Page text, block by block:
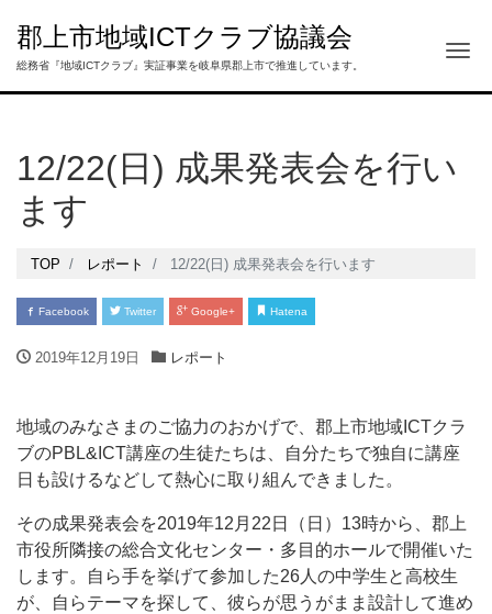
郡上市地域ICTクラブ協議会
総務省『地域ICTクラブ』実証事業を岐阜県郡上市で推進しています。
12/22(日) 成果発表会を行い
ます
TOP レポート 12/22(日) 成果発表会を行います
Facebook Twitter Google+ Hatena
2019年12月19日 レポート
地域のみなさまのご協力のおかげで、郡上市地域ICTクラ
ブのPBL&ICT講座の生徒たちは、自分たちで独自に講座
日も設けるなどして熱心に取り組んできました。
その成果発表会を2019年12月22日（日）13時から、郡上
市役所隣接の総合文化センター・多目的ホールで開催いた
します。自ら手を挙げて参加した26人の中学生と高校生
が、自らテーマを探して、彼らが思うがまま設計して進め